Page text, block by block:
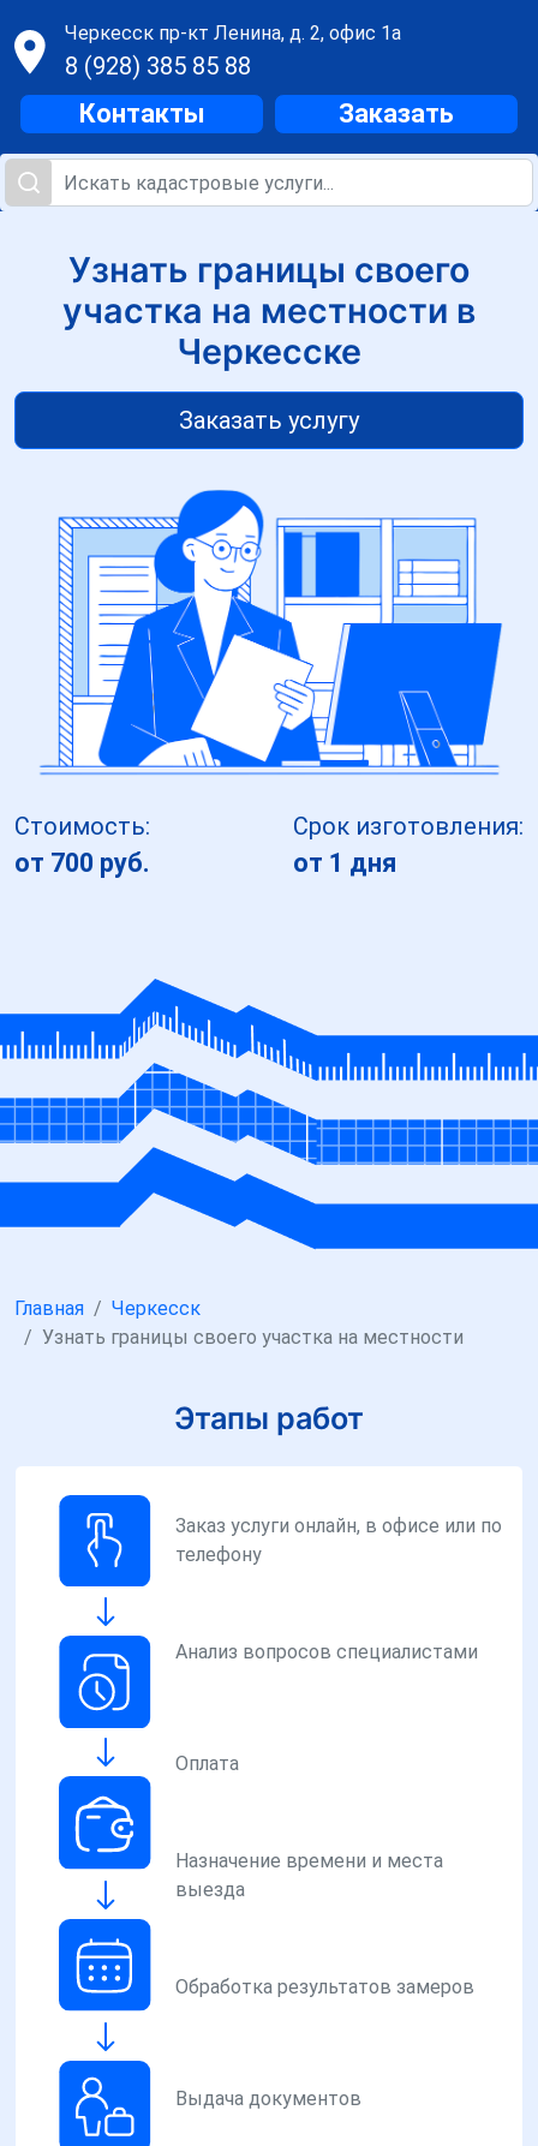
Черкесск пр-кт Ленина, д. 2, офис 1а
8 (928) 385 85 88
Контакты Заказать
Узнать границы своего
участка на местности в
Черкесске
Заказать услугу
Стоимость:
от 700 руб.
Срок изготовления:
от 1 дня
Главная
Черкесск
Узнать границы своего участка на местности
Этапы работ
Заказ услуги онлайн, в офисе или по
телефону
Анализ вопросов специалистами
Оплата
Назначение времени и места
выезда
Обработка результатов замеров
Выдача документов